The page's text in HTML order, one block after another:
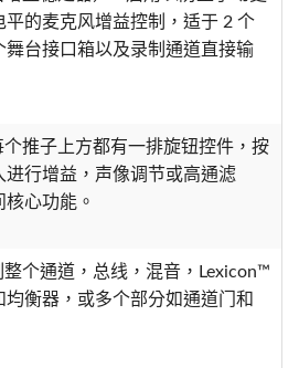
平的麦克风增益控制，适于 2 个
舞台接口箱以及录制通道直接输
推子上方都有一排旋钮控件，按
进行增益，声像调节或高通滤
心功能。
个通道，总线，混音，Lexicon™
衡器，或多个部分如通道门和